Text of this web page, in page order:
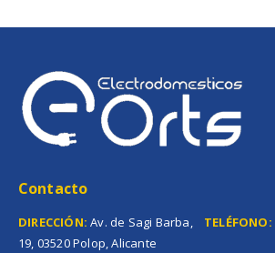
Contacto
DIRECCIÓN: Av. de Sagi Barba,
19, 03520 Polop, Alicante
TELÉFONO: